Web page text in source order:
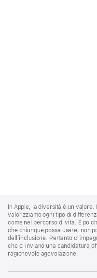
Footer
In Apple, la diversità è un
valorizziamo ogni tipo di
come nel percorso di vita. E
che chiunque possa usare, non
dell’inclusione. Pertanto ci
che ci inviano una
ragionevole agevolazione.